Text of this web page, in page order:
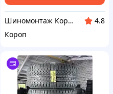
Шиномонтаж Короп
4.8
Короп